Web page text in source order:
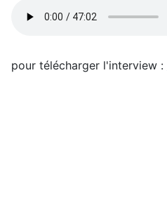
pour télécharger l'interview :